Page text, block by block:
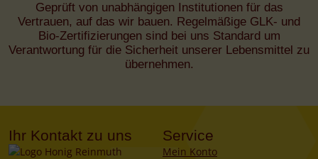
Geprüft von unabhängigen Institutionen für das
Vertrauen, auf das wir bauen. Regelmäßige GLK- und
Bio-Zertifizierungen sind bei uns Standard um
Verantwortung für die Sicherheit unserer Lebensmittel zu
übernehmen.
Ihr Kontakt zu uns Service
Mein Konto